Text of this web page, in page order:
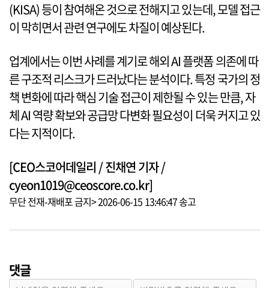
(KISA) 등이 참여해온 것으로 전해지고 있는데, 모델 접근
이 막히면서 관련 연구에도 차질이 예상된다.
업계에서는 이번 사례를 계기로 해외 AI 플랫폼 의존에 따
른 구조적 리스크가 드러났다는 분석이다. 특정 국가의 정
책 변화에 따라 핵심 기술 접근이 제한될 수 있는 만큼, 자
체 AI 역량 확보와 공급망 다변화 필요성이 더욱 커지고 있
다는 지적이다.
[CEO스코어데일리 / 진채연 기자 /
cyeon1019@ceoscore.co.kr]
무단 전재-재배포 금지> 2026-06-15 13:46:47 송고
댓글